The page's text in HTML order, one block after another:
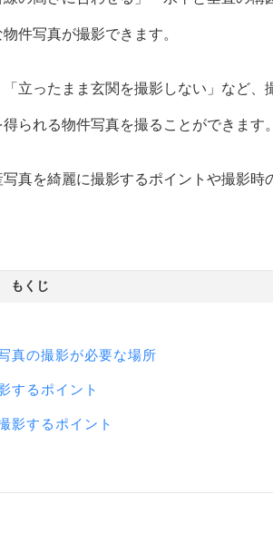
件写真が撮影できます。
立ったまま玄関を撮影しない」など、
られる物件写真を撮ることができます。
真を綺麗に撮影するポイントや撮影時
もくじ
真の撮影が必要な場所
するポイント
影するポイント